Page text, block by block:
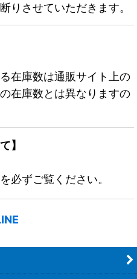
りさせていただきます。
在庫数は通販サイト上の
在庫数とは異なりますの
】
を必ずご覧ください。